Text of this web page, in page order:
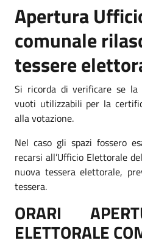
Apertura
comunale r
tessere
Si ricorda di verificare se la
vuoti utilizzabili per la
alla votazione.
Nel caso gli spazi fossero
recarsi all’Ufficio Elettorale
nuova tessera elettorale,
tessera.
ORARI
ELETTORALE